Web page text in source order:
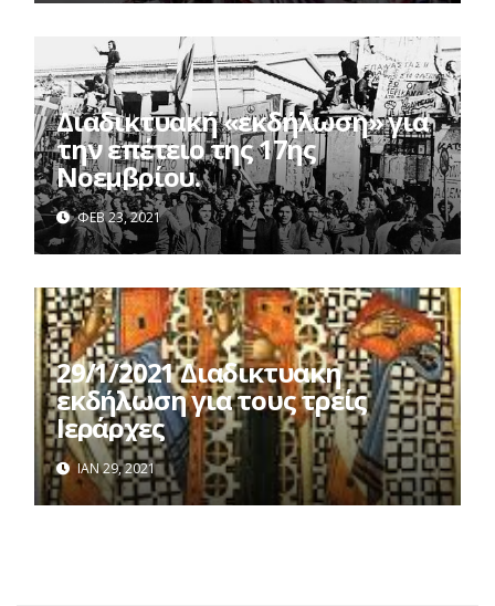
Διαδικτυακή «εκδήλωση» για
την επέτειο της 17ης
Νοεμβρίου.
ΦΕΒ 23, 2021
29/1/2021 Διαδικτυακη
εκδήλωση για τους τρείς
Ιεράρχες
ΙΑΝ 29, 2021